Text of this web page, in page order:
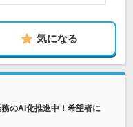
気になる
のAI化推進中！希望者に